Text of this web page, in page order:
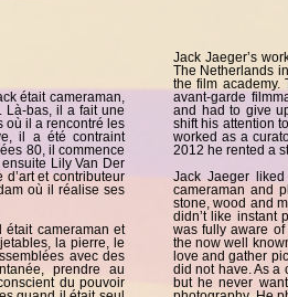
était cameraman,
Là-bas, il a fait une
où il a rencontré les
il a été contraint
80, il commence
Lily Van Der
et contributeur
où il réalise ses
était cameraman et
la pierre, le
avec des
prendre au
du pouvoir
Jack Jaeger’s
The Netherlands
the film academy.
avant-garde
and had to give
shift his attention
worked as a
2012 he rented a
Jack Jaeger
cameraman and
stone, wood and
didn’t like instant
was fully aware
the now well
love and gather
did not have. As a
but he never